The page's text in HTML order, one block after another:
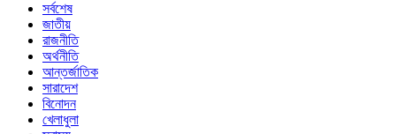
সর্বশেষ
জাতীয়
রাজনীতি
অর্থনীতি
আন্তর্জাতিক
সারাদেশ
বিনোদন
খেলাধুলা